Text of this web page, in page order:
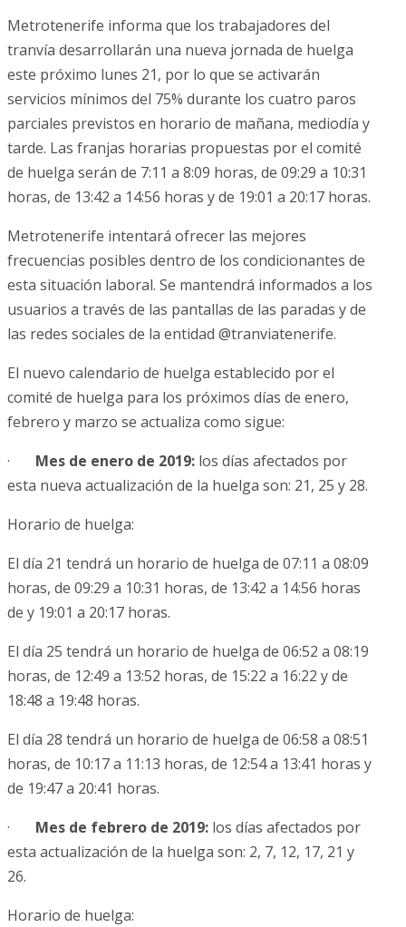
Metrotenerife informa que los trabajadores del
tranvía desarrollarán una nueva jornada de huelga
este próximo lunes 21, por lo que se activarán
servicios mínimos del 75% durante los cuatro paros
parciales previstos en horario de mañana, mediodía y
tarde. Las franjas horarias propuestas por el comité
de huelga serán de 7:11 a 8:09 horas, de 09:29 a 10:31
horas, de 13:42 a 14:56 horas y de 19:01 a 20:17 horas.
Metrotenerife intentará ofrecer las mejores
frecuencias posibles dentro de los condicionantes de
esta situación laboral. Se mantendrá informados a los
usuarios a través de las pantallas de las paradas y de
las redes sociales de la entidad @tranviatenerife.
El nuevo calendario de huelga establecido por el
comité de huelga para los próximos días de enero,
febrero y marzo se actualiza como sigue:
· Mes de enero de 2019: los días afectados por
esta nueva actualización de la huelga son: 21, 25 y 28.
Horario de huelga:
El día 21 tendrá un horario de huelga de 07:11 a 08:09
horas, de 09:29 a 10:31 horas, de 13:42 a 14:56 horas
de y 19:01 a 20:17 horas.
El día 25 tendrá un horario de huelga de 06:52 a 08:19
horas, de 12:49 a 13:52 horas, de 15:22 a 16:22 y de
18:48 a 19:48 horas.
El día 28 tendrá un horario de huelga de 06:58 a 08:51
horas, de 10:17 a 11:13 horas, de 12:54 a 13:41 horas y
de 19:47 a 20:41 horas.
· Mes de febrero de 2019: los días afectados por
esta actualización de la huelga son: 2, 7, 12, 17, 21 y
26.
Horario de huelga: